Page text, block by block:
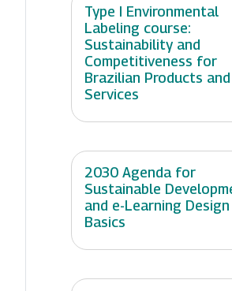
Type I Environmental
Labeling course:
Sustainability and
Competitiveness for
Brazilian Products and
Services
2030 Agenda for
Sustainable
and e-Learning Design
Basics